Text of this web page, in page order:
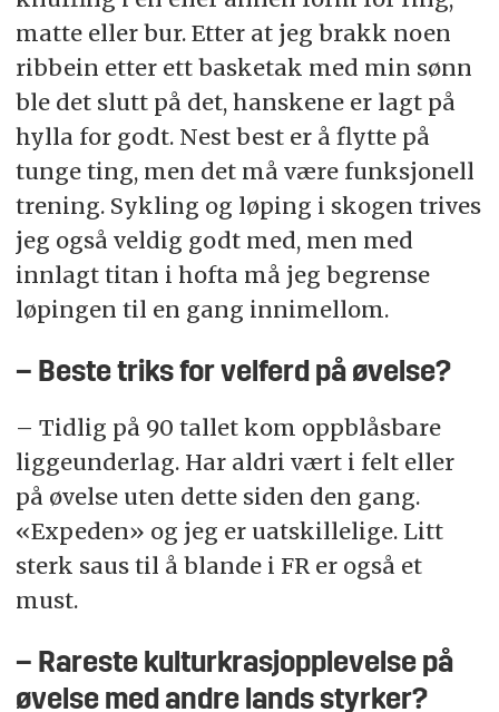
matte eller bur. Etter at jeg brakk noen
ribbein etter ett basketak med min sønn
ble det slutt på det, hanskene er lagt på
hylla for godt. Nest best er å flytte på
tunge ting, men det må være funksjonell
trening. Sykling og løping i skogen trives
jeg også veldig godt med, men med
innlagt titan i hofta må jeg begrense
løpingen til en gang innimellom.
– Beste triks for velferd på øvelse?
– Tidlig på 90 tallet kom oppblåsbare
liggeunderlag. Har aldri vært i felt eller
på øvelse uten dette siden den gang.
«Expeden» og jeg er uatskillelige. Litt
sterk saus til å blande i FR er også et
must.
– Rareste kulturkrasjopplevelse på
øvelse med andre lands styrker?